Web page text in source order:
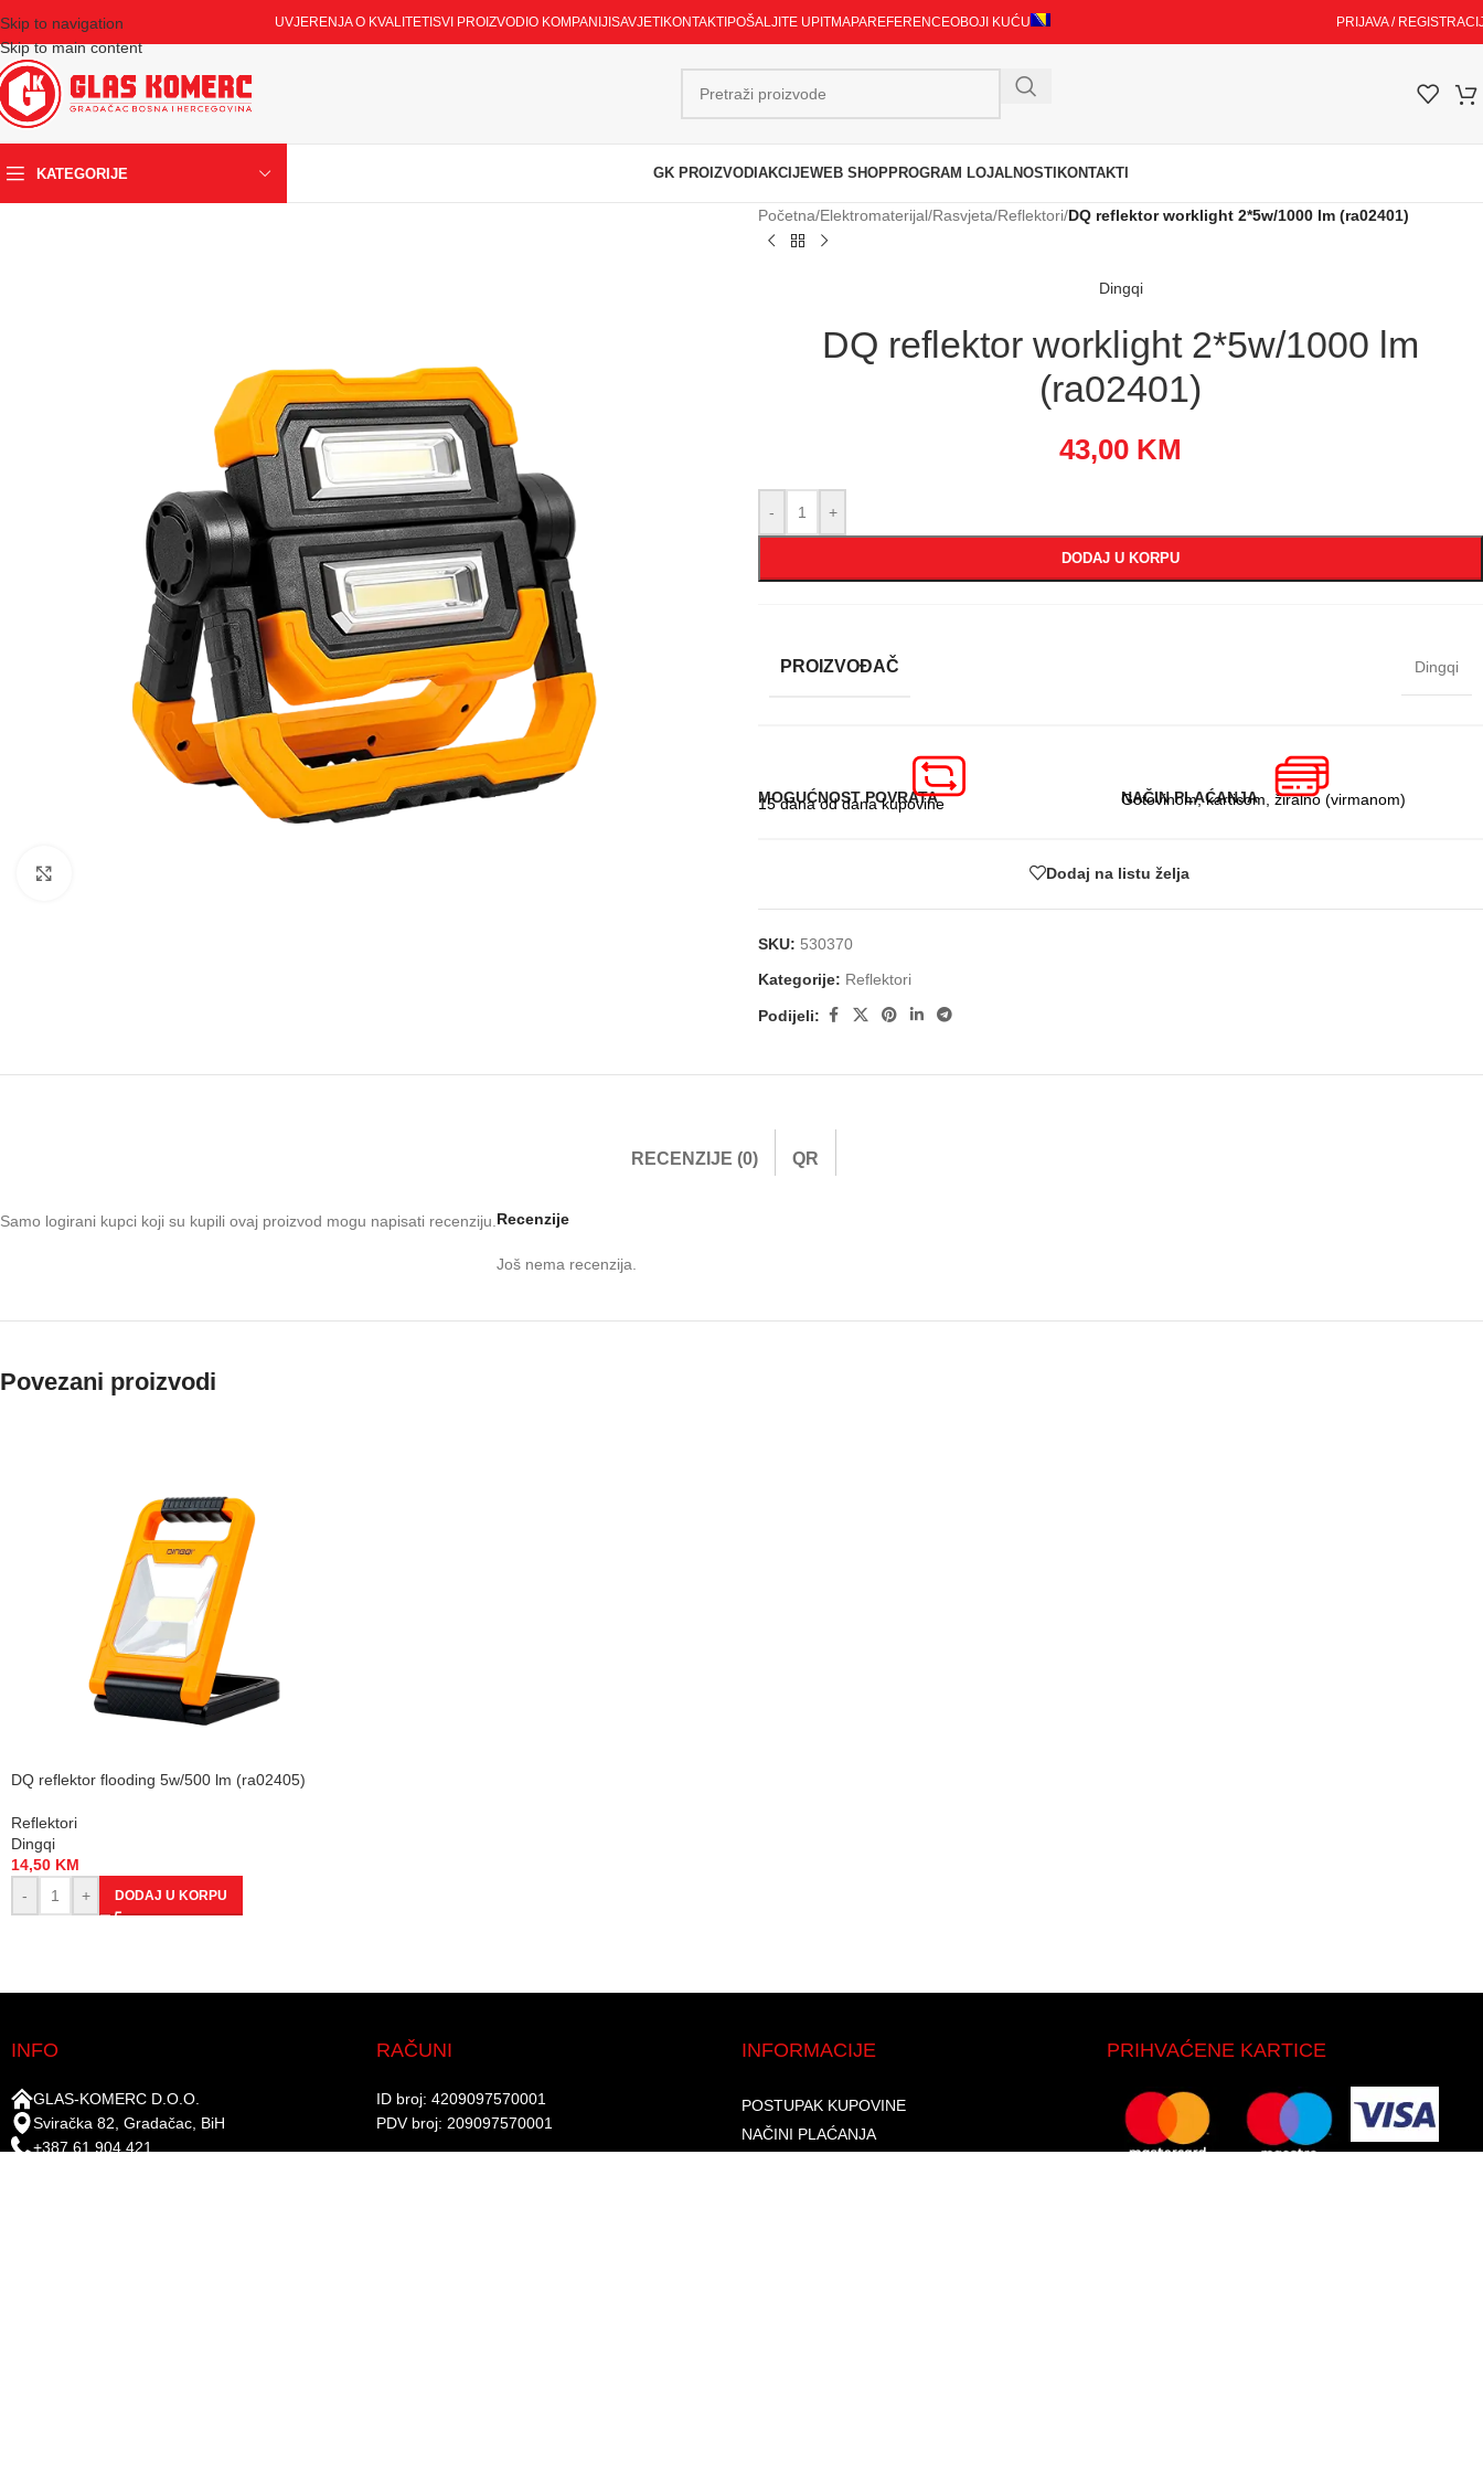
Skip to navigation
Skip to main content
UVJERENJA O KVALITETI SVI PROIZVODI O KOMPANIJI SAVJETI KONTAKTI POŠALJITE UPITMAPAREFERENCEOBOJI KUĆU PRIJAVA /
KATEGORIJE GK PROIZVODI AKCIJEWEB SHOPPROGRAM LOJALNOSTI KONTAKTI
Početna/Elektromaterijal/Rasvjeta/Reflektori/DQ reflektor worklight 2*5w/1000 lm (ra02401)
Dingqi
DQ reflektor worklight 2*5w/1000 lm
(ra02401)
43,00 KM
- +
DODAJ U KORPU
PROIZVOĐAČ Dingqi
MOGUĆNOST POVRATA
15 dana od dana kupovine NAČIN PLAĆANJA
Gotovinom, karticom, žiralno (virmanom)
Dodaj na listu želja
SKU: 530370
Kategorije: Reflektori
Podijeli:
RECENZIJE (0) QR
Recenzije
Još nema recenzija.
Samo logirani kupci koji su kupili ovaj proizvod mogu napisati recenziju.
Povezani proizvodi
DQ reflektor flooding 5w/500 lm (ra02405)
Reflektori
Dingqi
14,50 KM
-
+ DODAJ U KORPU
INFO
GLAS-KOMERC D.O.O.
Sviračka 82, Gradačac, BiH
+387 61 904 421
RAČUNI
ID broj: 4209097570001​
PDV broj: 209097570001 ​
INFORMACIJE
POSTUPAK KUPOVINE
NAČINI PLAĆANJA
PRIHVAĆENE KARTICE